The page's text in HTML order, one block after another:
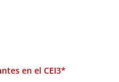
en el CEI3*